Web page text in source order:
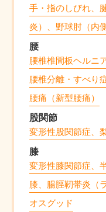
手・指のしびれ、
炎）、野球肘（内
腰
腰椎椎間板ヘルニ
腰椎分離・すべり
腰痛（新型腰痛）
股関節
変形性股関節症、
膝
変形性膝関節症、
膝、腸脛靭帯炎（
オスグッド